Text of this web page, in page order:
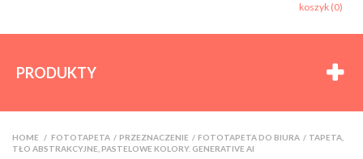
koszyk (0)
PRODUKTY
HOME FOTOTAPETA >PRZEZNACZENIE >FOTOTAPETA DO BIURA >TAPETA,
TŁO ABSTRAKCYJNE, PASTELOWE KOLORY. GENERATIVE AI